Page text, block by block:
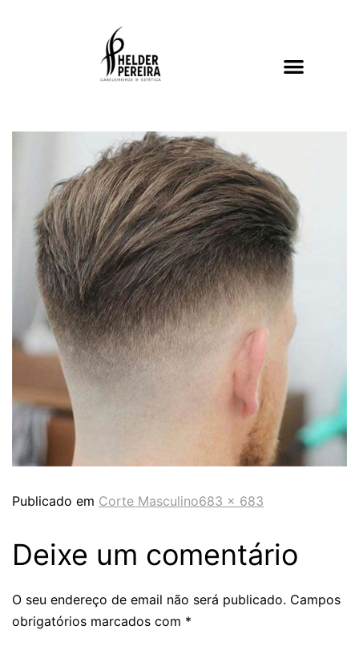
Publicado em Corte Masculino683 × 683
Deixe um comentário
O seu endereço de email não será publicado. Campos
obrigatórios marcados com *